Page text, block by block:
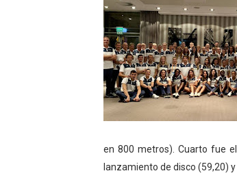
Athletes
Mundial de
Tour de
Mundial de
en 800 metros). Cuarto fue
lanzamiento de disco (59,20)